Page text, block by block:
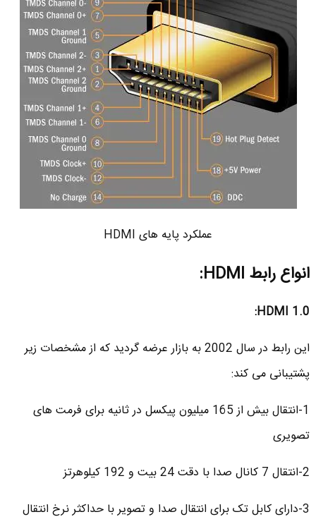
عملکرد پایه های HDMI
انواع رابط HDMI
:
HDMI 1.0
:
این رابط در سال 2002 به بازار عرضه گردید که از مشخصات زیر
پشتیبانی می کند:
1-انتقال بیش از 165 میلیون پیکسل در ثانیه برای فرمت های
تصویری
2-انتقال 7 کانال صدا با دقت 24 بیت و 192 کیلوهرتز
3-دارای کابل تک برای انتقال صدا و تصویر با حداکثر نرخ انتقال